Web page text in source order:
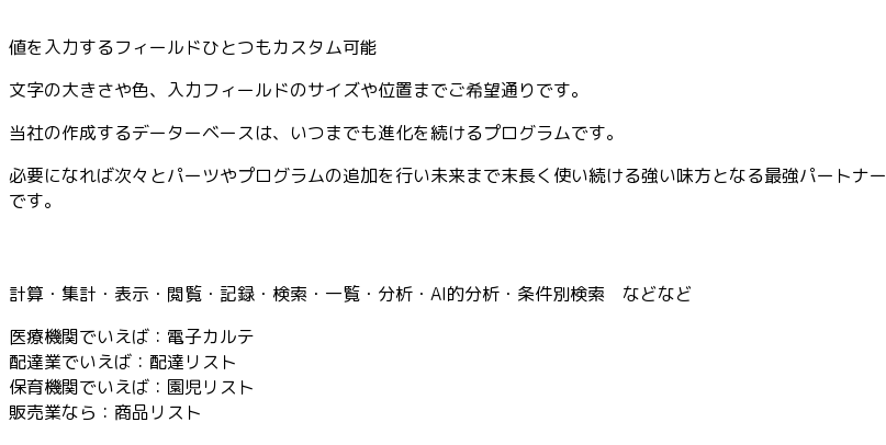
値を入力するフィールドひとつもカスタム可能
文字の大きさや色、入力フィールドのサイズや位置までご希望通りです。
当社の作成するデーターベースは、いつまでも進化を続けるプログラムです。
必要になれば次々とパーツやプログラムの追加を行い未来まで末長く使い続ける強い味方となる最強パートナー
です。
計算・集計・表示・閲覧・記録・検索・一覧・分析・AI的分析・条件別検索 などなど
医療機関でいえば：電子カルテ
配達業でいえば：配達リスト
保育機関でいえば：園児リスト
販売業なら：商品リスト